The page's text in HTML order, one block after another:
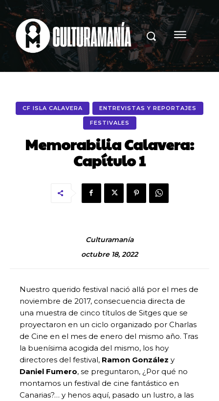
CF ISLA CALAVERA ENTREVISTAS Y REPORTAJES
FESTIVALES
Memorabilia Calavera:
Capítulo 1
Culturamanía
octubre 18, 2022
Nuestro querido festival nació allá por el mes de
noviembre de 2017, consecuencia directa de
una muestra de cinco títulos de Sitges que se
proyectaron en un ciclo organizado por Charlas
de Cine en el mes de enero del mismo año. Tras
la buenísima acogida del mismo, los hoy
directores del festival, Ramon González y
Daniel Fumero, se preguntaron, ¿Por qué no
montamos un festival de cine fantástico en
Canarias?… y henos aquí, pasado un lustro, a las